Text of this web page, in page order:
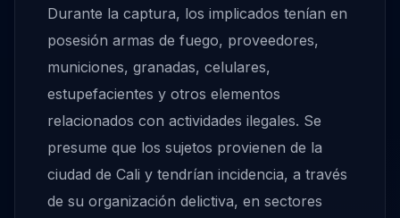
Durante la captura, los implicados tenían en
posesión armas de fuego, proveedores,
municiones, granadas, celulares,
estupefacientes y otros elementos
relacionados con actividades ilegales. Se
presume que los sujetos provienen de la
ciudad de Cali y tendrían incidencia, a través
de su organización delictiva, en sectores